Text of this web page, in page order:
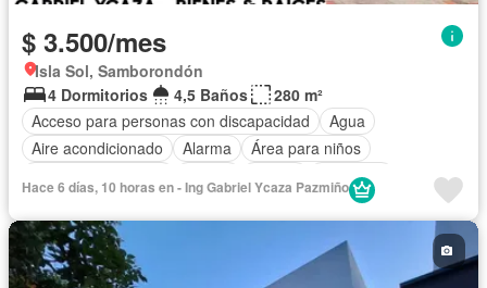
$ 3.500/mes
Isla Sol, Samborondón
4 Dormitorios
4,5 Baños
280 m²
Acceso para personas con discapacidad
Agua
Aire acondicionado
Alarma
Área para niños
Biblioteca
Cocina equipada
Estacionamiento
Garita de guardianía
Hace 6 días, 10 horas en - Ing Gabriel Ycaza Pazmiño